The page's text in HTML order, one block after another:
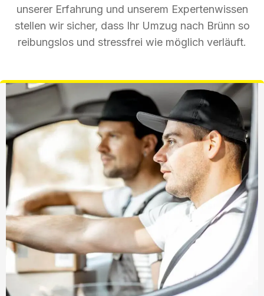
unserer Erfahrung und unserem Expertenwissen
stellen wir sicher, dass Ihr Umzug nach Brünn so
reibungslos und stressfrei wie möglich verläuft.